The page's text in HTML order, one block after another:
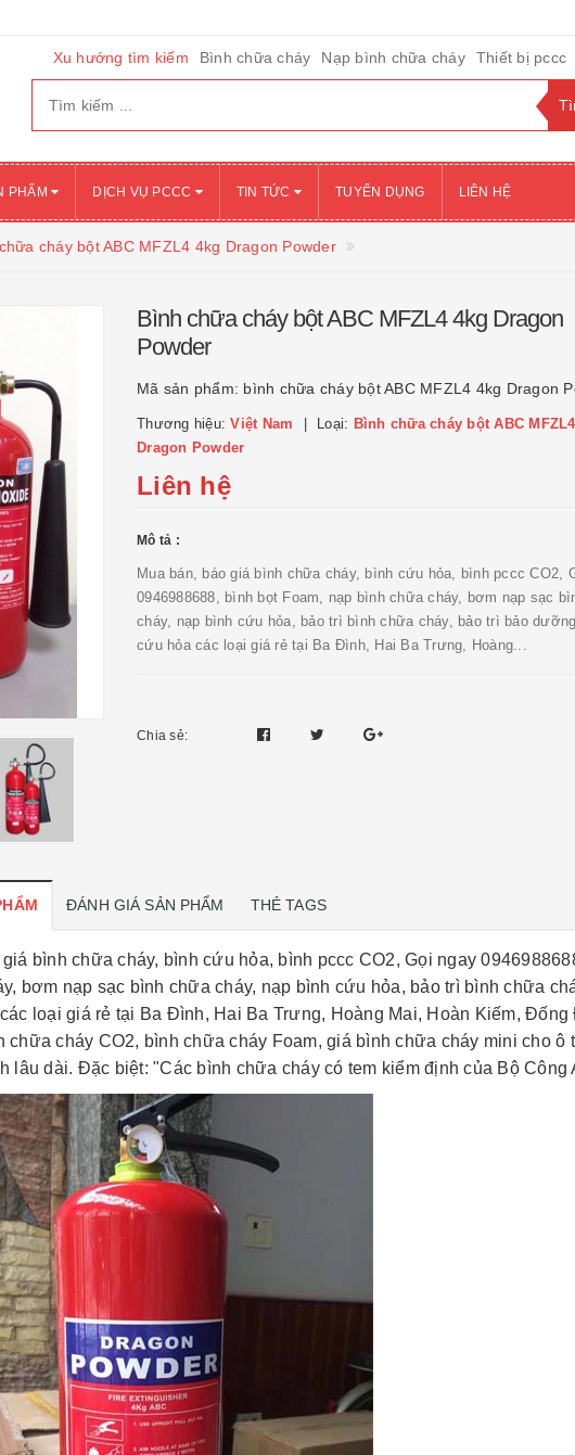
Xu hướng tìm kiếm Bình chữa cháy Nạp bình chữa cháy Thiết bị pccc
PHẨM DỊCH VỤ PCCC TIN TỨC TUYỂN DỤNG LIÊN HỆ
cháy bột ABC MFZL4 4kg Dragon Powder
Bình chữa cháy bột ABC MFZL4 4kg Dragon
Powder
Mã sản phẩm: bình chữa cháy bột ABC MFZL4 4kg Dragon
Thương hiệu:Việt Nam Loại: Bình chữa cháy bột ABC
Dragon Powder
Liên hệ
Mô tả :
Mua bán, báo giá bình chữa cháy, bình cứu hỏa, bình pccc CO2,
0946988688, bình bọt Foam, nạp bình chữa cháy, bơm nạp sạc
cháy, nạp bình cứu hỏa, bảo trì bình chữa cháy, bảo trì bảo
cứu hỏa các loại giá rẻ tại Ba Đình, Hai Ba Trưng, Hoàng...
Chia sẻ:
ĐÁNH GIÁ SẢN PHẨM THẺ TAGS
giá bình chữa cháy, bình cứu hỏa, bình pccc CO2, Gọi ngay
bơm nạp sạc bình chữa cháy, nạp bình cứu hỏa, bảo trì bình chữa
loại giá rẻ tại Ba Đình, Hai Ba Trưng, Hoàng Mai, Hoàn Kiếm,
chữa cháy CO2, bình chữa cháy Foam, giá bình chữa cháy mini cho ô
lâu dài. Đặc biệt: "Các bình chữa cháy có tem kiểm định của Bộ Công